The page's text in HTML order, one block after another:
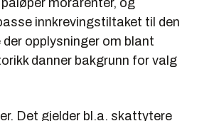
morarenter, og
innkrevingstiltaket til den
opplysninger om blant
danner bakgrunn for valg
Det gjelder bl.a. skattytere